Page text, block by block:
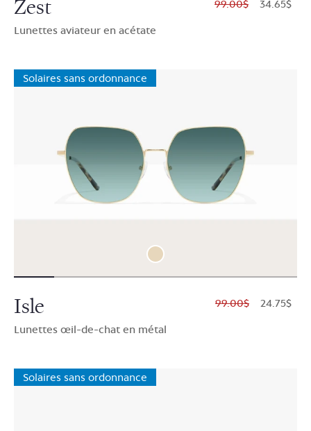
Zest
Lunettes aviateur en acétate
$99.00 $34.65
Solaires sans ordonnance
Isle
Lunettes œil-de-chat en métal
$99.00 $24.75
Solaires sans ordonnance